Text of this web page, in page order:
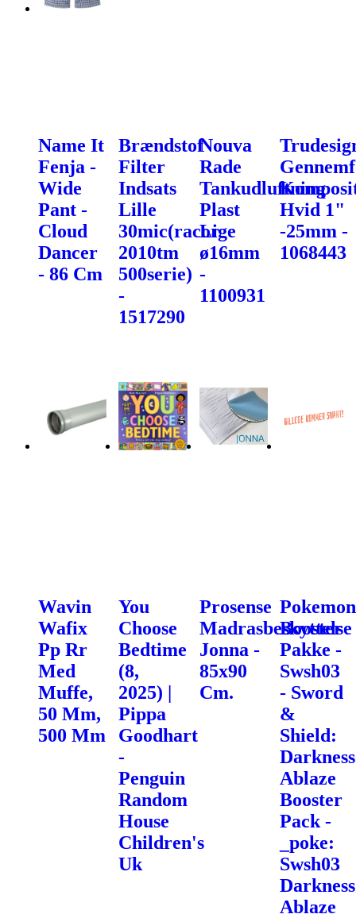
Name It
Fenja -
Wide
Pant -
Cloud
Dancer
- 86 Cm
Brændstof
Filter
Indsats
Lille
30mic(racor
2010tm
500serie)
-
1517290
Nouva
Rade
Tankudluftning
Plast
Lige
ø16mm
-
1100931
Hvid 1"
-25mm -
1068443
Wavin
Wafix
Pp Rr
Med
Muffe,
50 Mm,
500 Mm
You
Choose
Bedtime
(8,
2025) |
Pippa
Goodhart
-
Penguin
Random
House
Children's
Uk
Prosense
Madrasbeskyttelse
Jonna -
85x90
Cm.
Pokemon
Booster
Pakke -
Swsh03
- Sword
&
Shield:
Darkness
Ablaze
Booster
Pack -
_poke:
Swsh03
Darkness
Ablaze